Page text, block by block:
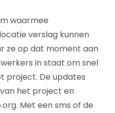
waarmee
verslag kunnen
ze op dat moment aan
in staat om snel
project. De updates
het project en
Met een sms of de